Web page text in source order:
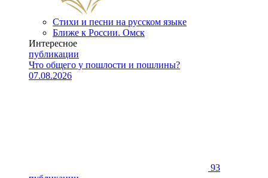
Стихи и песни на русском языке
Ближе к России. Омск
Интересное
публикации
Что общего у пошлости и пошлины?
07.08.2026
93